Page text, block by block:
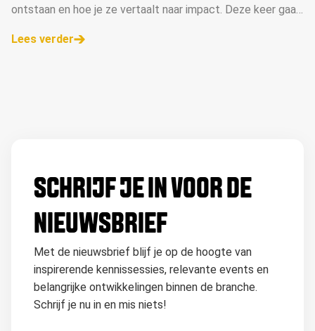
ontstaan en hoe je ze vertaalt naar impact. Deze keer gaan
communicatiestrateeg.
Lees verder
SCHRIJF JE IN VOOR DE
NIEUWSBRIEF
Met de nieuwsbrief blijf je op de hoogte van
inspirerende kennissessies, relevante events en
belangrijke ontwikkelingen binnen de branche.
Schrijf je nu in en mis niets!